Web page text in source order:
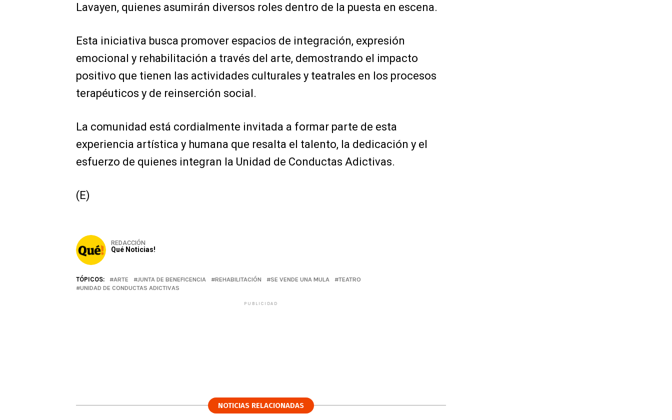
Lavayen, quienes asumirán diversos roles dentro de la puesta en escena.
Esta iniciativa busca promover espacios de integración, expresión
emocional y rehabilitación a través del arte, demostrando el impacto
positivo que tienen las actividades culturales y teatrales en los procesos
terapéuticos y de reinserción social.
La comunidad está cordialmente invitada a formar parte de esta
experiencia artística y humana que resalta el talento, la dedicación y el
esfuerzo de quienes integran la Unidad de Conductas Adictivas.
(E)
REDACCIÓN
Qué Noticias!
TÓPICOS: ARTE JUNTA DE BENEFICENCIA REHABILITACIÓN SE VENDE UNA MULA
TEATRO
UNIDAD DE CONDUCTAS ADICTIVAS
PUBLICIDAD
NOTICIAS RELACIONADAS